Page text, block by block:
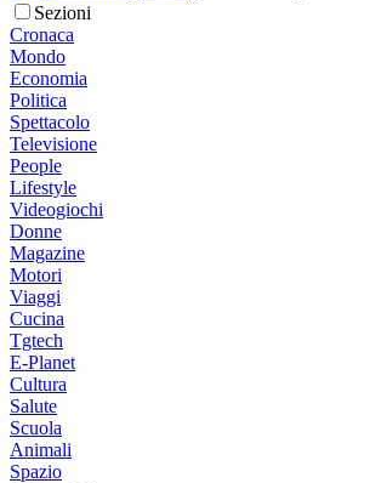
Sezioni
Cronaca
Mondo
Economia
Politica
Spettacolo
Televisione
People
Lifestyle
Videogiochi
Donne
Magazine
Motori
Viaggi
Cucina
Tgtech
E-Planet
Cultura
Salute
Scuola
Animali
Spazio